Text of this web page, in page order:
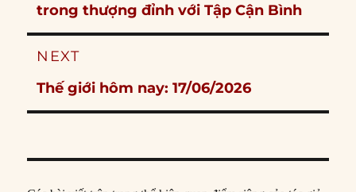
post:
trong thượng đỉnh với Tập Cận Bình
NEXT
Next
post:
Thế giới hôm nay: 17/06/2026